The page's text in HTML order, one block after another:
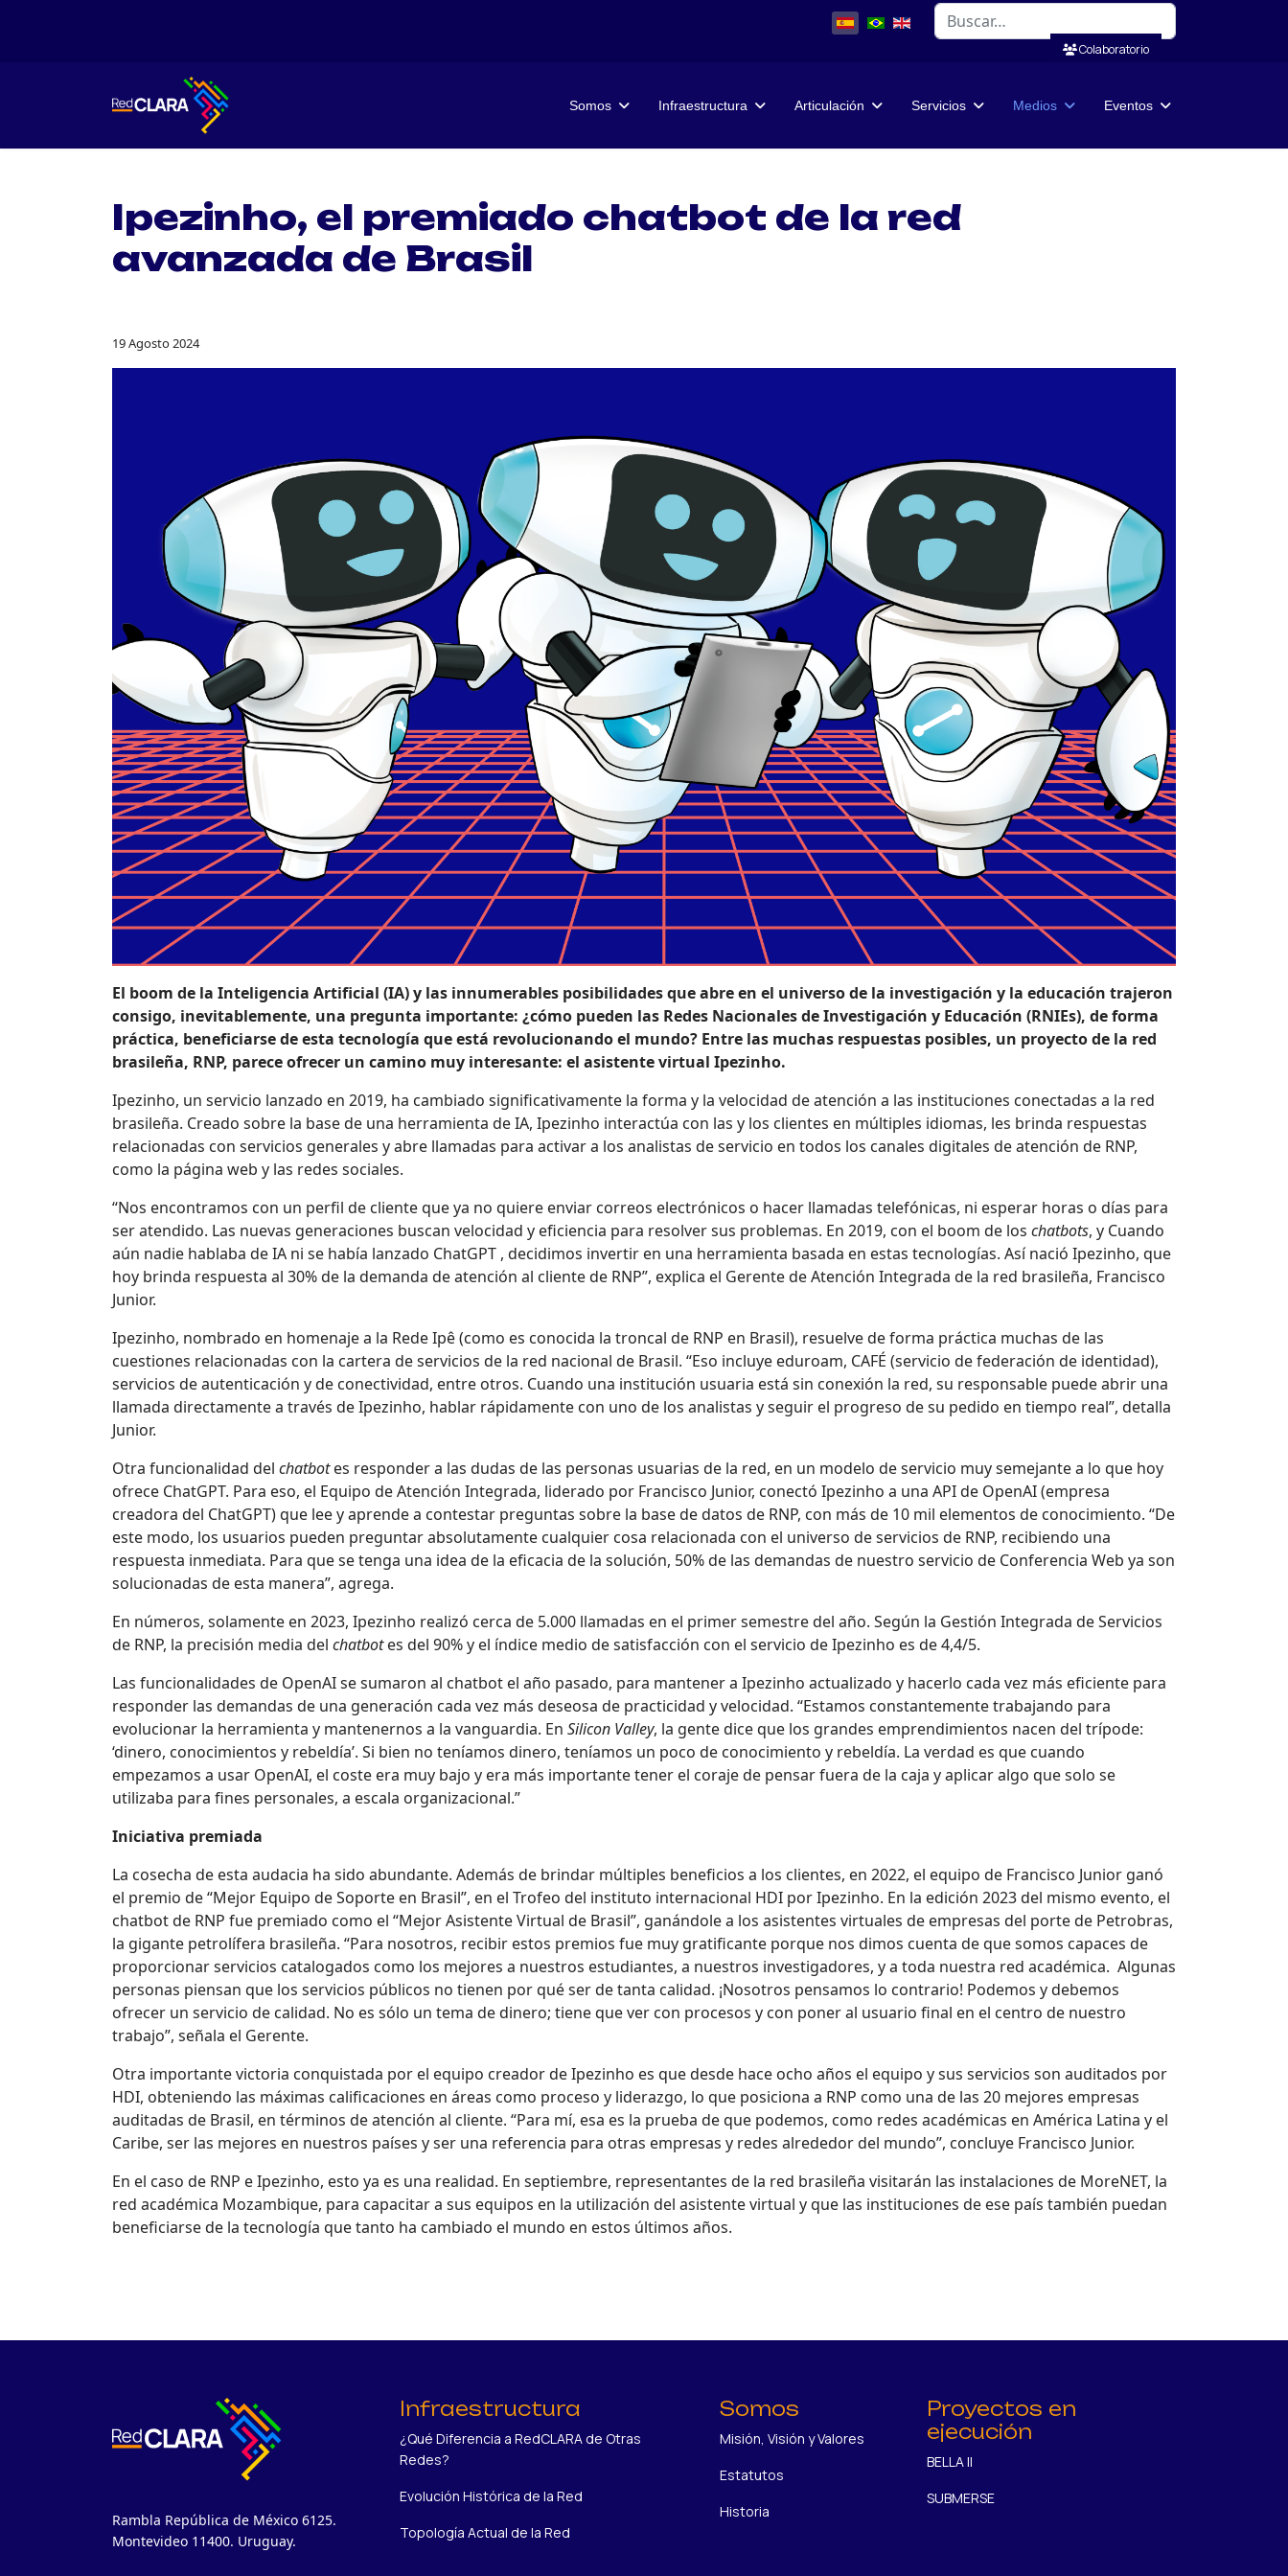
Buscar
Colaboratorio
Somos Infraestructura Articulación Servicios Medios Eventos
Ipezinho, el premiado chatbot de la red
avanzada de Brasil
19 Agosto 2024
El boom de la Inteligencia Artificial (IA) y las innumerables posibilidades que abre en el universo de la investigación y la educación trajeron
consigo, inevitablemente, una pregunta importante: ¿cómo pueden las Redes Nacionales de Investigación y Educación (RNIEs), de forma
práctica, beneficiarse de esta tecnología que está revolucionando el mundo? Entre las muchas respuestas posibles, un proyecto de la red
brasileña, RNP, parece ofrecer un camino muy interesante: el asistente virtual Ipezinho.
Ipezinho, un servicio lanzado en 2019, ha cambiado significativamente la forma y la velocidad de atención a las instituciones conectadas a la red
brasileña. Creado sobre la base de una herramienta de IA, Ipezinho interactúa con las y los clientes en múltiples idiomas, les brinda respuestas
relacionadas con servicios generales y abre llamadas para activar a los analistas de servicio en todos los canales digitales de atención de RNP,
como la página web y las redes sociales.
“Nos encontramos con un perfil de cliente que ya no quiere enviar correos electrónicos o hacer llamadas telefónicas, ni esperar horas o días para
ser atendido. Las nuevas generaciones buscan velocidad y eficiencia para resolver sus problemas. En 2019, con el boom de los chatbots, y Cuando
aún nadie hablaba de IA ni se había lanzado ChatGPT , decidimos invertir en una herramienta basada en estas tecnologías. Así nació Ipezinho, que
hoy brinda respuesta al 30% de la demanda de atención al cliente de RNP”, explica el Gerente de Atención Integrada de la red brasileña, Francisco
Junior.
Ipezinho, nombrado en homenaje a la Rede Ipê (como es conocida la troncal de RNP en Brasil), resuelve de forma práctica muchas de las
cuestiones relacionadas con la cartera de servicios de la red nacional de Brasil. “Eso incluye eduroam, CAFÉ (servicio de federación de identidad),
servicios de autenticación y de conectividad, entre otros. Cuando una institución usuaria está sin conexión la red, su responsable puede abrir una
llamada directamente a través de Ipezinho, hablar rápidamente con uno de los analistas y seguir el progreso de su pedido en tiempo real”, detalla
Junior.
Otra funcionalidad del chatbotes responder a las dudas de las personas usuarias de la red, en un modelo de servicio muy semejante a lo que hoy
ofrece ChatGPT. Para eso, el Equipo de Atención Integrada, liderado por Francisco Junior, conectó Ipezinho a una API de OpenAI (empresa
creadora del ChatGPT) que lee y aprende a contestar preguntas sobre la base de datos de RNP, con más de 10 mil elementos de conocimiento. “De
este modo, los usuarios pueden preguntar absolutamente cualquier cosa relacionada con el universo de servicios de RNP, recibiendo una
respuesta inmediata. Para que se tenga una idea de la eficacia de la solución, 50% de las demandas de nuestro servicio de Conferencia Web ya son
solucionadas de esta manera”, agrega.
En números, solamente en 2023, Ipezinho realizó cerca de 5.000 llamadas en el primer semestre del año. Según la Gestión Integrada de Servicios
de RNP, la precisión media del chatbotes del 90% y el índice medio de satisfacción con el servicio de Ipezinho es de 4,4/5.
Las funcionalidades de OpenAI se sumaron al chatbot el año pasado, para mantener a Ipezinho actualizado y hacerlo cada vez más eficiente para
responder las demandas de una generación cada vez más deseosa de practicidad y velocidad. “Estamos constantemente trabajando para
evolucionar la herramienta y mantenernos a la vanguardia. En Silicon Valley, la gente dice que los grandes emprendimientos nacen del trípode:
‘dinero, conocimientos y rebeldía’. Si bien no teníamos dinero, teníamos un poco de conocimiento y rebeldía. La verdad es que cuando
empezamos a usar OpenAI, el coste era muy bajo y era más importante tener el coraje de pensar fuera de la caja y aplicar algo que solo se
utilizaba para fines personales, a escala organizacional.”
Iniciativa premiada
La cosecha de esta audacia ha sido abundante. Además de brindar múltiples beneficios a los clientes, en 2022, el equipo de Francisco Junior ganó
el premio de “Mejor Equipo de Soporte en Brasil”, en el Trofeo del instituto internacional HDI por Ipezinho. En la edición 2023 del mismo evento, el
chatbot de RNP fue premiado como el “Mejor Asistente Virtual de Brasil”, ganándole a los asistentes virtuales de empresas del porte de Petrobras,
la gigante petrolífera brasileña. “Para nosotros, recibir estos premios fue muy gratificante porque nos dimos cuenta de que somos capaces de
proporcionar servicios catalogados como los mejores a nuestros estudiantes, a nuestros investigadores, y a toda nuestra red académica. Algunas
personas piensan que los servicios públicos no tienen por qué ser de tanta calidad. ¡Nosotros pensamos lo contrario! Podemos y debemos
ofrecer un servicio de calidad. No es sólo un tema de dinero; tiene que ver con procesos y con poner al usuario final en el centro de nuestro
trabajo”, señala el Gerente.
Otra importante victoria conquistada por el equipo creador de Ipezinho es que desde hace ocho años el equipo y sus servicios son auditados por
HDI, obteniendo las máximas calificaciones en áreas como proceso y liderazgo, lo que posiciona a RNP como una de las 20 mejores empresas
auditadas de Brasil, en términos de atención al cliente. “Para mí, esa es la prueba de que podemos, como redes académicas en América Latina y el
Caribe, ser las mejores en nuestros países y ser una referencia para otras empresas y redes alrededor del mundo”, concluye Francisco Junior.
En el caso de RNP e Ipezinho, esto ya es una realidad. En septiembre, representantes de la red brasileña visitarán las instalaciones de MoreNET, la
red académica Mozambique, para capacitar a sus equipos en la utilización del asistente virtual y que las instituciones de ese país también puedan
beneficiarse de la tecnología que tanto ha cambiado el mundo en estos últimos años.
Rambla República de México 6125.
Montevideo 11400. Uruguay.
Infraestructura
¿Qué Diferencia a RedCLARA de Otras
Redes?
Evolución Histórica de la Red
Topología Actual de la Red
Somos
Misión, Visión y Valores
Estatutos
Historia
Proyectos en
ejecución
BELLA II
SUBMERSE